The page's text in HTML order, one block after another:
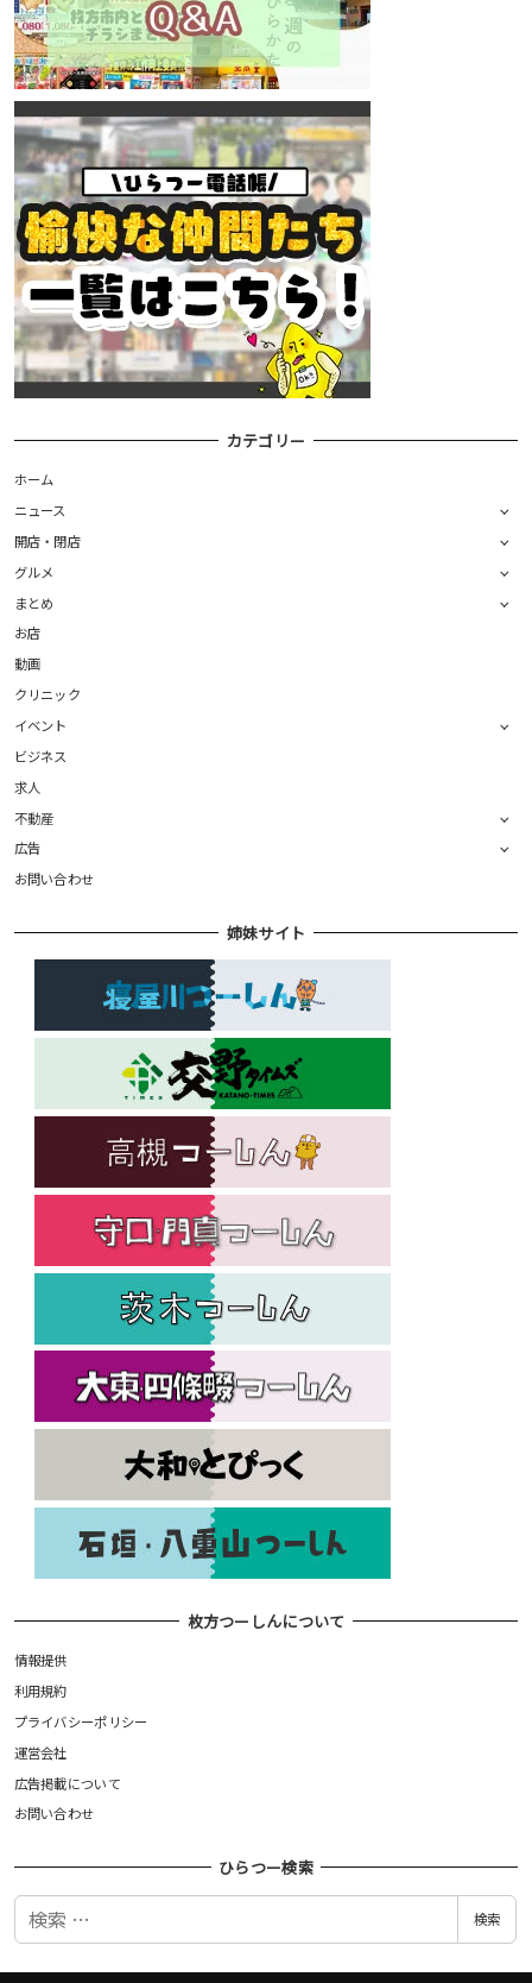
カテゴリー
ホーム
ニュース
開店・閉店
グルメ
まとめ
お店
動画
クリニック
イベント
ビジネス
求人
不動産
広告
お問い合わせ
姉妹サイト
枚方つーしんについて
情報提供
利用規約
プライバシーポリシー
運営会社
広告掲載について
お問い合わせ
ひらつー検索
検
検索